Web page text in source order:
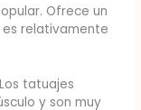
Ofrece un
relativamente
tatuajes
y son muy